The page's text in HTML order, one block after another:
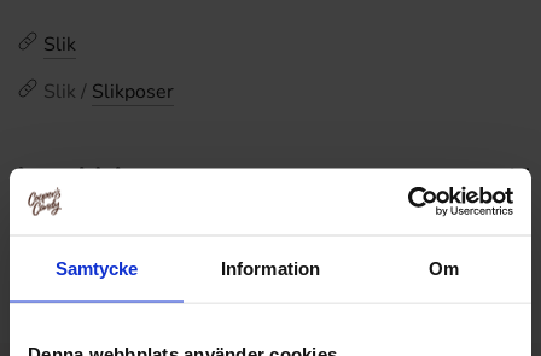
Samtycke Information Om
Slik
Slik / Slikposer
Anmeldelser
Laveste pris i de sidste 30 dage er 44.90 kr (2026-08-09)